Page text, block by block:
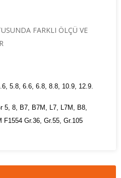
FARKLI ÖLÇÜ VE
5.8, 6.6, 6.8, 8.8, 10.9, 12.9.
5, 8, B7, B7M, L7, L7M, B8,
Gr.36, Gr.55, Gr.105